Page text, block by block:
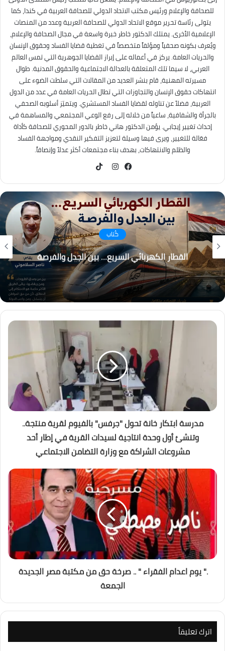
للصحافة والإعلام ورئيس مكتب الاتحاد الدولي للصحافة العربية في كندا، كما
يتولى رئاسة تحرير موقع الاتحاد الدولي للصحافة العربية وعدد من المنصات
الإعلامية الأخرى. يمتلك الدكتور خاطر خبرة واسعة في مجال الصحافة والإعلام،
ويُعرف بكونه صحفياً ومؤلفاً متخصصاً في تغطية قضايا الفساد وحقوق الإنسان
والحريات العامة. يركز في أعماله على إبراز القضايا الجوهرية التي تمس العالم
العربي، لا سيما تلك المتعلقة بالعدالة الاجتماعية والحقوق المدنية. طوال
مسيرته المهنية، قام بنشر العديد من المقالات التي سلطت الضوء على
انتهاكات حقوق الإنسان والتجاوزات التي تطال الحريات العامة في عدد من الدول
العربية، فضلاً عن تناوله لقضايا الفساد المستشري. ويتميّز أسلوبه الصحفي
بالجرأة والشفافية، ساعياً من خلاله إلى رفع الوعي المجتمعي والمساهمة في
إحداث تغيير إيجابي. يؤمن الدكتور هاني خاطر بالدور المحوري للصحافة كأداة
فعّالة للتغيير، ويرى فيها وسيلة لتعزيز التفكير النقدي ومواجهة الفساد
والظلم والانتهاكات، بهدف بناء مجتمعات أكثر عدلاً وإنصافاً.
كُتاب
القطار الكهربائي السريع… بين الجدل والفرصة
مدرسة ابتكار خانة تحول "جرفس" بالفيوم لقرية منتجة..
وتنشئ أول وحدة انتاجية لسيدات القرية في إطار أحد
مشروعات الشراكة مع وزارة التضامن الاجتماعي
." يوم اعدام الفقراء " .. صرخة حق من مكتبة مصر الجديدة
الجمعة
اترك تعليقاً